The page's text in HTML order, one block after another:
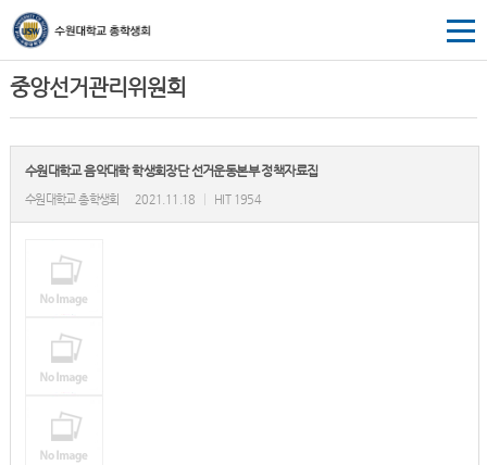
중앙선거관리위원회
수원대학교 음악대학 학생회장단 선거운동본부 정책자료집
수원대학교 총학생회 2021.11.18 HIT 1954